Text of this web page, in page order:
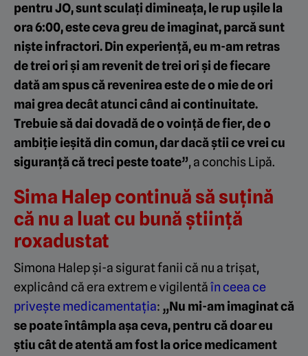
pentru JO, sunt sculaţi dimineaţa, le rup uşile la
ora 6:00, este ceva greu de imaginat, parcă sunt
nişte infractori. Din experienţă, eu m-am retras
de trei ori şi am revenit de trei ori şi de fiecare
dată am spus că revenirea este de o mie de ori
mai grea decât atunci când ai continuitate.
Trebuie să dai dovadă de o voinţă de fier, de o
ambiţie ieşită din comun, dar dacă ştii ce vrei cu
siguranţă că treci peste toate”, a conchis Lipă.
Sima Halep continuă să suțină
că nu a luat cu bună știință
roxadustat
Simona Halep și-a sigurat fanii că nu a trișat,
explicând că era extrem e vigilentăîn ceea ce
privește medicamentația: „Nu mi-am imaginat că
se poate întâmpla așa ceva, pentru că doar eu
știu cât de atentă am fost la orice medicament